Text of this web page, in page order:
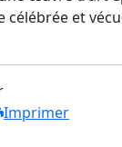
célébrée et
Imprimer